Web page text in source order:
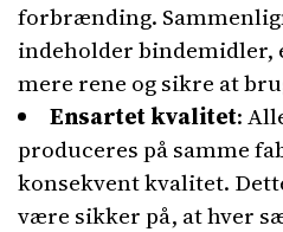
forbrænding.
indeholder
mere rene og sikre at
Ensartet kvalitet:
produceres på samme
konsekvent kvalitet.
være sikker på, at hver